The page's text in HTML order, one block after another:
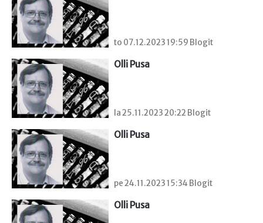
to 07.12.2023 19:59 Blogit
Olli Pusa
la 25.11.2023 20:22 Blogit
Olli Pusa
pe 24.11.2023 15:34 Blogit
Olli Pusa